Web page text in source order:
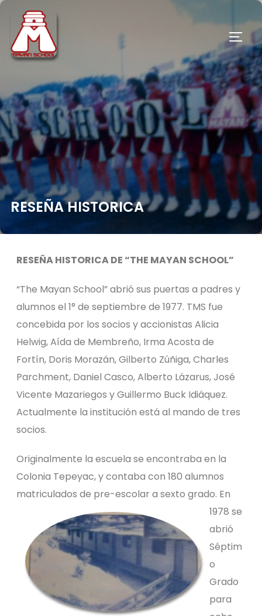
RESEÑA HISTORICA
RESEÑA HISTORICA DE “THE MAYAN SCHOOL”
“The Mayan School” abrió sus puertas a padres y
alumnos el 1° de septiembre de 1977. TMS fue
concebida por los socios y accionistas Alicia
Helwig, Aída de Membreño, Irma Acosta de
Fortín, Doris Morazán, Gilberto Zúñiga, Charles
Parchment, Daniel Casco, Alberto Lázarus, José
Vicente Mazariegos y Guillermo Buck Idiáquez.
Actualmente la institución está al mando de tres
socios.
Originalmente la escuela se encontraba en la
Colonia Tepeyac, y contaba con 180 alumnos
matriculados de pre-escolar a sexto grado. En
1978 se
abrió
Séptim
o
Grado
para